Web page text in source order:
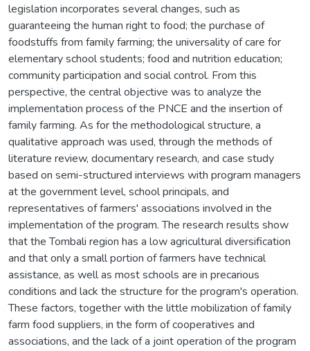
legislation incorporates several changes, such as
guaranteeing the human right to food; the purchase of
foodstuffs from family farming; the universality of care for
elementary school students; food and nutrition education;
community participation and social control. From this
perspective, the central objective was to analyze the
implementation process of the PNCE and the insertion of
family farming. As for the methodological structure, a
qualitative approach was used, through the methods of
literature review, documentary research, and case study
based on semi-structured interviews with program managers
at the government level, school principals, and
representatives of farmers' associations involved in the
implementation of the program. The research results show
that the Tombali region has a low agricultural diversification
and that only a small portion of farmers have technical
assistance, as well as most schools are in precarious
conditions and lack the structure for the program's operation.
These factors, together with the little mobilization of family
farm food suppliers, in the form of cooperatives and
associations, and the lack of a joint operation of the program